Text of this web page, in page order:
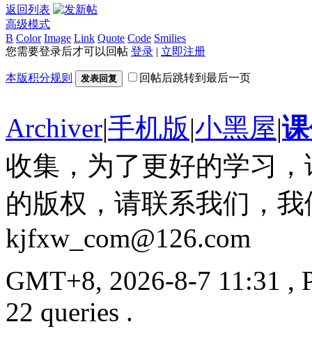
返回列表
高级模式
B Color Image Link Quote Code Smilies
您需要登录后才可以回帖 登录 | 立即注册
本版积分规则 发表回复 回帖后跳转到最后一页
Archiver|手机版|小黑屋|
收集，为了更好的学习
的版权，请联系我们，
kjfxw_com@126.com
GMT+8, 2026-8-7 11:31 ,
22 queries .